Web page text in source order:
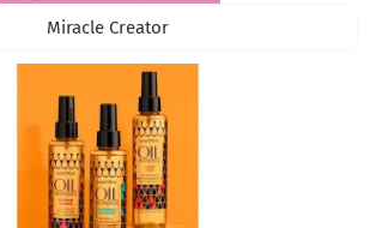
Miracle Creator